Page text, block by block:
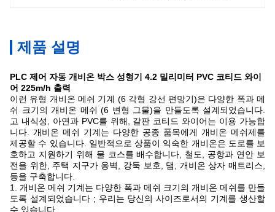
제품 설명
PLC 제어 자동 개비온 박스 성형기 4.2 밀리미터 PVC 코티드 와이
어 225m/h 출력
이런 유형 개비온 메쉬 기계 (6 각형 강선 편망기)은 다양한 폭과 메
쉬 크기의 개비온 메쉬 (6 변형 그물)을 만들도록 설계되었습니다.
고 내식성, 아연과 PVC를 위해, 갈판 코티드 와이어는 이용 가능합
니다. 개비온 메쉬 기계는 다양한 공종 품목에게 개비온 메쉬제를
제공할 수 있습니다. 일반적으로 상품이 익숙한 개비온은 도로를 보
호하고 지원하기 위해 물 코스를 배수합니다, 철도, 공항과 연안 보
전을 위한, 주택 지구가 옹벽, 강둑 보호, 댐, 개비온 상자 매트리스,
등을 구축합니다.
1. 개비온 메쉬 기계는 다양한 폭과 메쉬 크기의 개비온 메쉬를 만들
도록 설계되었습니다 ; 우리는 당신의 사이즈로서의 기계를 생산할
수 있습니다.